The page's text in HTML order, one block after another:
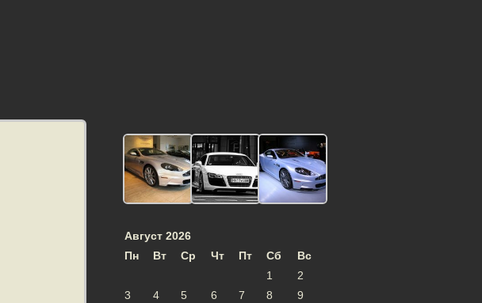
Август 2026
Пн
Вт Ср Чт Пт Сб Вс
1
2
3
4 5 6 7 8
9